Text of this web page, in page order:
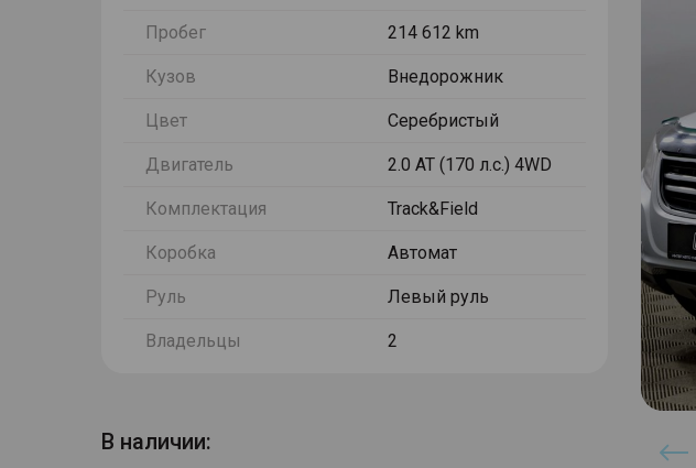
Пробег 214 612 km
Кузов Внедорожник
Цвет Серебристый
Двигатель 2.0 AT (170 л.с.) 4WD
Комплектация Track&Field
Коробка Автомат
Руль Левый руль
Владельцы 2
В наличии: